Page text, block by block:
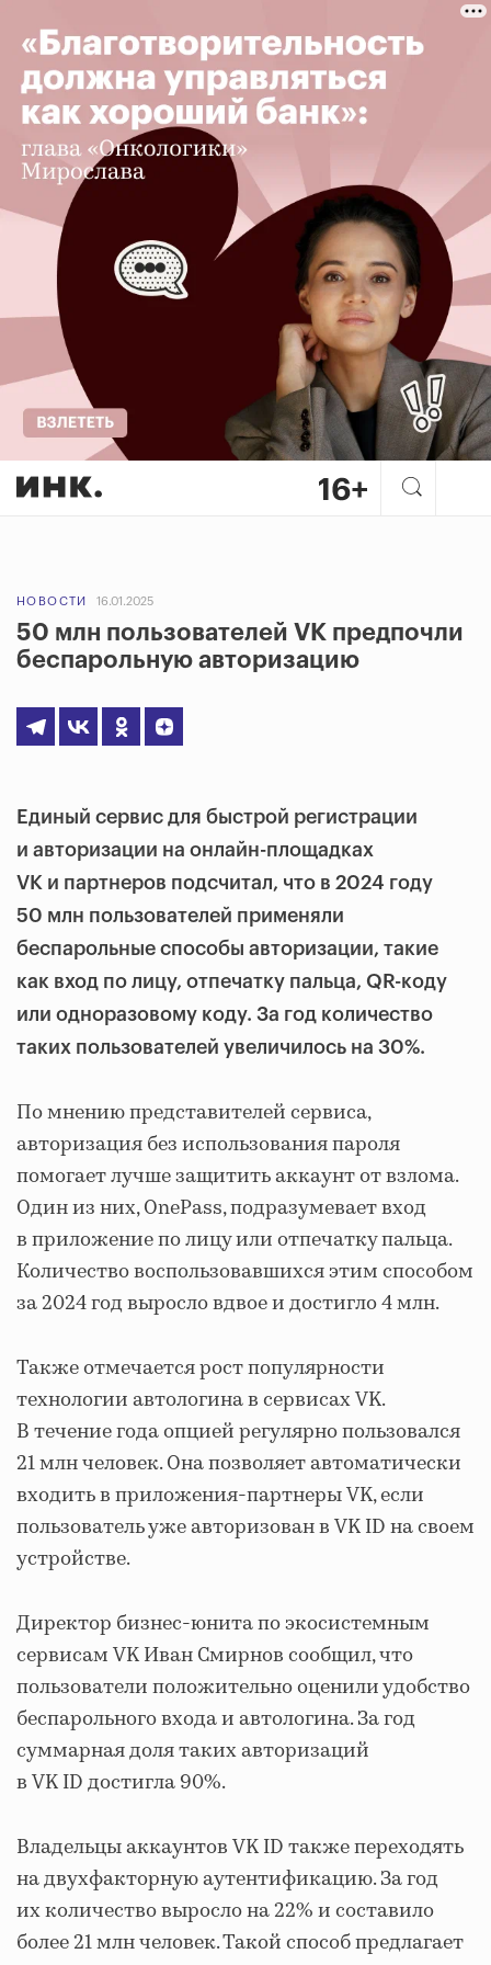
НОВОСТИ 16.01.2025
50 млн пользователей VK предпочли
беспарольную авторизацию
Единый сервис для быстрой регистрации
и авторизации на онлайн-площадках
VK и партнеров подсчитал, что в 2024 году
50 млн пользователей применяли
беспарольные способы авторизации, такие
как вход по лицу, отпечатку пальца, QR-коду
или одноразовому коду. За год количество
таких пользователей увеличилось на 30%.
По мнению представителей сервиса,
авторизация без использования пароля
помогает лучше защитить аккаунт от взлома.
Один из них, OnePass, подразумевает вход
в приложение по лицу или отпечатку пальца.
Количество воспользовавшихся этим способом
за 2024 год выросло вдвое и достигло 4 млн.
Также отмечается рост популярности
технологии автологина в сервисах VK.
В течение года опцией регулярно пользовался
21 млн человек. Она позволяет автоматически
входить в приложения-партнеры VK, если
пользователь уже авторизован в VK ID на своем
устройстве.
Директор бизнес-юнита по экосистемным
сервисам VK Иван Смирнов сообщил, что
пользователи положительно оценили удобство
беспарольного входа и автологина. За год
суммарная доля таких авторизаций
в VK ID достигла 90%.
Владельцы аккаунтов VK ID также переходять
на двухфакторную аутентификацию. За год
их количество выросло на 22% и составило
более 21 млн человек. Такой способ предлагает